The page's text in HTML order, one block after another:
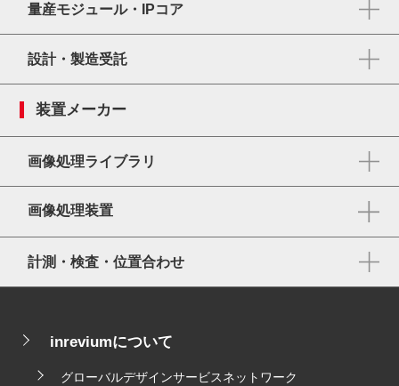
量産モジュール・IPコア
設計・製造受託
装置メーカー
画像処理ライブラリ
画像処理装置
計測・検査・位置合わせ
inreviumについて
グローバルデザインサービスネットワーク